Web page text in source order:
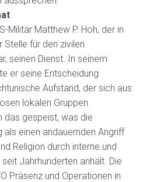
Militär Matthew P. Hoh, der in
für den zivilen
seinen Dienst. In seinem
er seine Entscheidung
Aufstand, der sich aus
lokalen Gruppen
das gespeist, was die
einen andauernden Angriff
Religion durch interne und
Jahrhunderten anhält. Die
Präsenz und Operationen in